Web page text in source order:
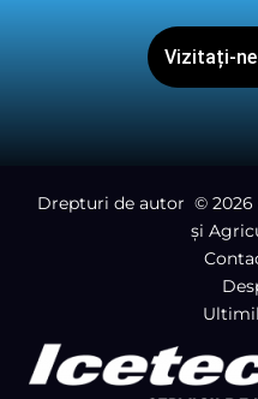
unde
Vizitați-ne
Drepturi de autor © 2026
și